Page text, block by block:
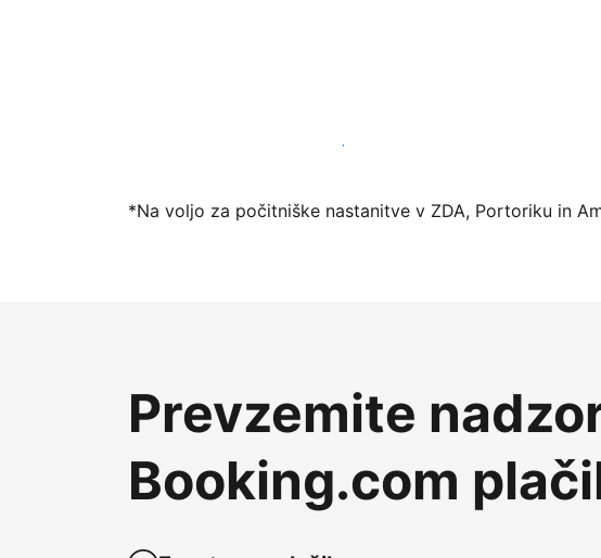
Danes ponudite nastanitev prek naše platforme
*Na voljo za počitniške nastanitve v ZDA, Portoriku in
Prevzemite
Booking.com